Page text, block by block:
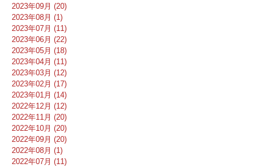
2023年09月 (20)
2023年08月 (1)
2023年07月 (11)
2023年06月 (22)
2023年05月 (18)
2023年04月 (11)
2023年03月 (12)
2023年02月 (17)
2023年01月 (14)
2022年12月 (12)
2022年11月 (20)
2022年10月 (20)
2022年09月 (20)
2022年08月 (1)
2022年07月 (11)